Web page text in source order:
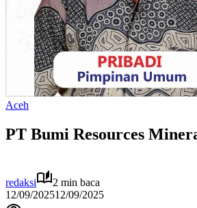
Aceh
PT Bumi Resources
redaksi
2 min baca
12/09/202512/09/2025